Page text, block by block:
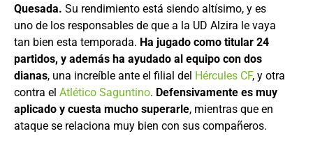
Quesada. Su rendimiento está siendo altísimo, y es
uno de los responsables de que a la UD Alzira le vaya
tan bien esta temporada. Ha jugado como titular 24
partidos, y además ha ayudado al equipo con dos
dianas, una increíble ante el filial del Hércules CF, y otra
contra el Atlético Saguntino. Defensivamente es muy
aplicado y cuesta mucho superarle, mientras que en
ataque se relaciona muy bien con sus compañeros.